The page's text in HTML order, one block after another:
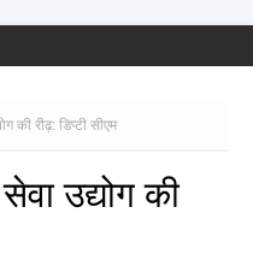
की रीढ़: डिप्टी सीएम
उद्योग की